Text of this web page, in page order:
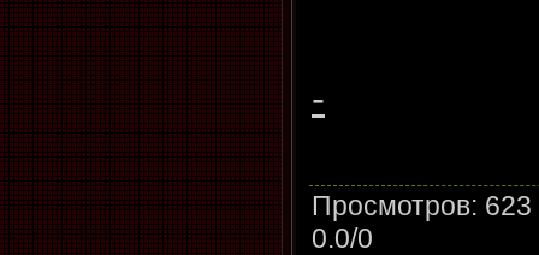
-
Просмотров:
0.0/0